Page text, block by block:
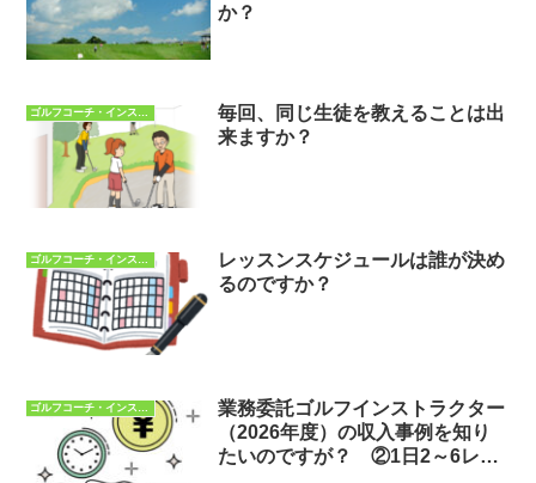
か？
毎回、同じ生徒を教えることは出
来ますか？
ゴルフコーチ・インストラクターQ&A
レッスンスケジュールは誰が決め
るのですか？
業務委託ゴルフインストラクター
（2026年度）の収入事例を知り
たいのですが？ ②1日2～6レッ